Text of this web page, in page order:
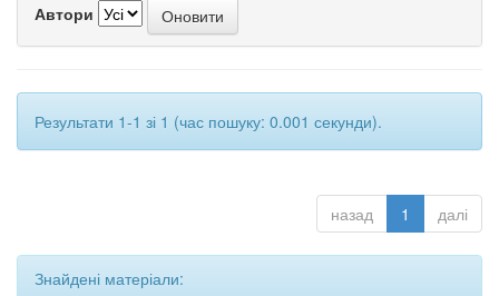
Автори
Результати 1-1 зі 1 (час пошуку: 0.001 секунди).
назад 1 далі
Знайдені матеріали: